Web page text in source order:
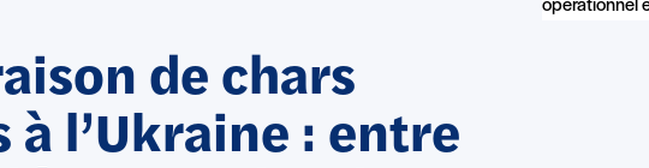
de chars
à l’Ukraine : entre